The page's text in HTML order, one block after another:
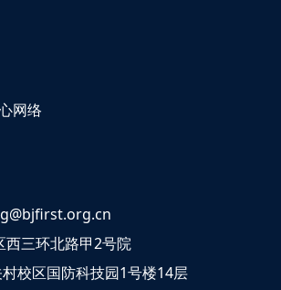
网络
西三环北路甲2号院
校区国防科技园1号楼14层